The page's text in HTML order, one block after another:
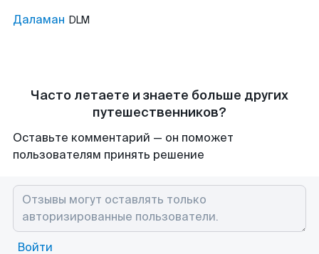
Даламан DLM
Часто летаете и знаете больше других
путешественников?
Оставьте комментарий — он поможет
пользователям принять решение
Войти